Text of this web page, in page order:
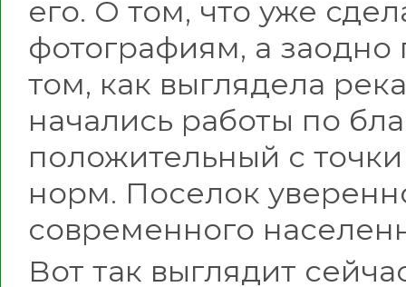
его. О том, что уже
фотографиям, а заодно
том, как выглядела
начались работы по
положительный с
норм. Поселок
современного
Вот так выглядит